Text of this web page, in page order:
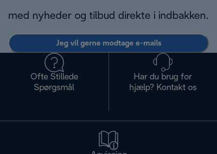
med nyheder og tilbud direkte i indbakken.
Jeg vil gerne modtage e-mails
Ofte Stillede
Spørgsmål
Har du brug for
hjælp? Kontakt os